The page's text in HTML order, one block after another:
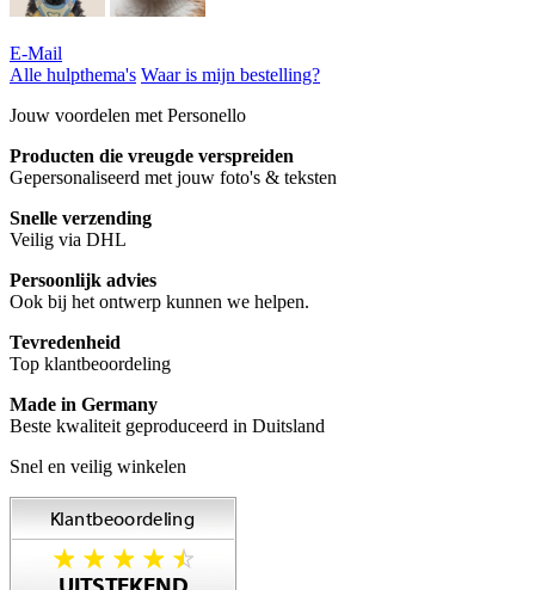
E-Mail
Alle hulpthema's Waar is mijn bestelling?
Jouw voordelen met Personello
Producten die vreugde verspreiden
Gepersonaliseerd met jouw foto's & teksten
Snelle verzending
Veilig via DHL
Persoonlijk advies
Ook bij het ontwerp kunnen we helpen.
Tevredenheid
Top klantbeoordeling
Made in Germany
Beste kwaliteit geproduceerd in Duitsland
Snel en veilig winkelen